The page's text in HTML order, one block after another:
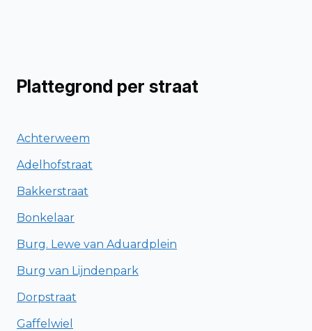
Plattegrond per straat
Achterweem
Adelhofstraat
Bakkerstraat
Bonkelaar
Burg. Lewe van Aduardplein
Burg van Lijndenpark
Dorpstraat
Gaffelwiel